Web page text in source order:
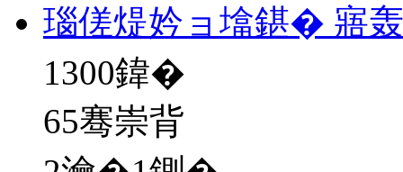
瑙傞煶妗ョ墖鍖� 寤
1300鍏�
65骞崇背